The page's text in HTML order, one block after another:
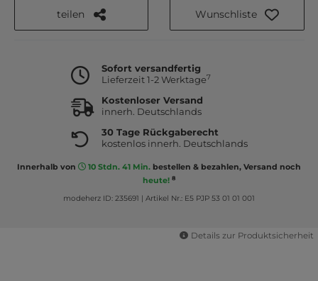
teilen Wunschliste
Sofort versandfertig
Lieferzeit 1-2 Werktage7
Kostenloser Versand
innerh. Deutschlands
30 Tage Rückgaberecht
kostenlos innerh. Deutschlands
Innerhalb von 10 Stdn. 41 Min. bestellen & bezahlen, Versand noch
heute! 8
modeherz ID: 235691 Artikel Nr.: E5 PJP 53 01 01 001
Details zur Produktsicherheit